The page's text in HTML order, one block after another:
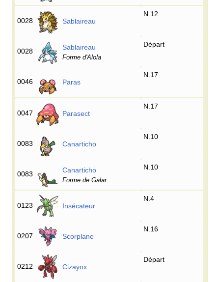
0028 Sablaireau
N.12
0028 Sablaireau
Forme d'Alola
Départ
0046 Paras
N.17
0047 Parasect
N.17
0083 Canarticho
N.10
0083 Canarticho
Forme de Galar
N.10
0123 Insécateur
N.4
0207 Scorplane
N.16
0212 Cizayox
Départ